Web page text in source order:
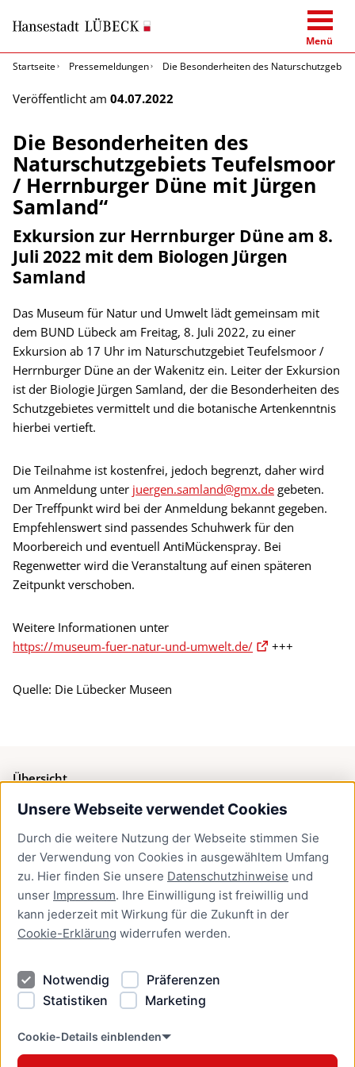
Unsere Webseite verwendet Cookies
Durch die weitere Nutzung der Webseite stimmen Sie
der Verwendung von Cookies in ausgewähltem Umfang
zu. Hier finden Sie unsere Datenschutzhinweise und
unser Impressum. Ihre Einwilligung ist freiwillig und
kann jederzeit mit Wirkung für die Zukunft in der
Cookie-Erklärung widerrufen werden.
Notwendig
Präferenzen
Statistiken
Marketing
Cookie-Details einblenden
Menü
Startseite
Pressemeldungen Die Besonderheiten des
Veröffentlicht am 04.07.2022
Die Besonderheiten des
Naturschutzgebiets Teufelsmoor
/ Herrnburger Düne mit Jürgen
Samland“
Exkursion zur Herrnburger Düne am 8.
Juli 2022 mit dem Biologen Jürgen
Samland
Das Museum für Natur und Umwelt lädt gemeinsam mit
dem BUND Lübeck am Freitag, 8. Juli 2022, zu einer
Exkursion ab 17 Uhr im Naturschutzgebiet Teufelsmoor /
Herrnburger Düne an der Wakenitz ein. Leiter der Exkursion
ist der Biologie Jürgen Samland, der die Besonderheiten des
Schutzgebietes vermittelt und die botanische Artenkenntnis
hierbei vertieft.
Die Teilnahme ist kostenfrei, jedoch begrenzt, daher wird
um Anmeldung unter juergen.samland@gmx.de gebeten.
Der Treffpunkt wird bei der Anmeldung bekannt gegeben.
Empfehlenswert sind passendes Schuhwerk für den
Moorbereich und eventuell AntiMückenspray. Bei
Regenwetter wird die Veranstaltung auf einen späteren
Zeitpunkt verschoben.
Weitere Informationen unter
https://museum-fuer-natur-und-umwelt.de/
+++
Quelle: Die Lübecker Museen
Übersicht
Bürgerservice
Presse
Newsletter Lübeck:kompakt
Kontakt
Kontakt
Datenschutzhinweise
Barrierefreiheit
Cookie Erklärung